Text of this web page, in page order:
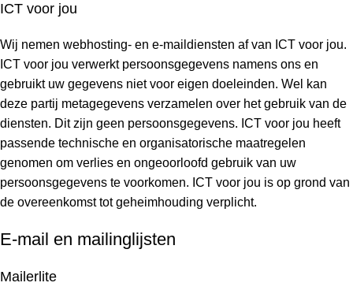
ICT voor jou
Wij nemen webhosting- en e-maildiensten af van ICT voor jou.
ICT voor jou verwerkt persoonsgegevens namens ons en
gebruikt uw gegevens niet voor eigen doeleinden. Wel kan
deze partij metagegevens verzamelen over het gebruik van de
diensten. Dit zijn geen persoonsgegevens. ICT voor jou heeft
passende technische en organisatorische maatregelen
genomen om verlies en ongeoorloofd gebruik van uw
persoonsgegevens te voorkomen. ICT voor jou is op grond van
de overeenkomst tot geheimhouding verplicht.
E-mail en mailinglijsten
Mailerlite